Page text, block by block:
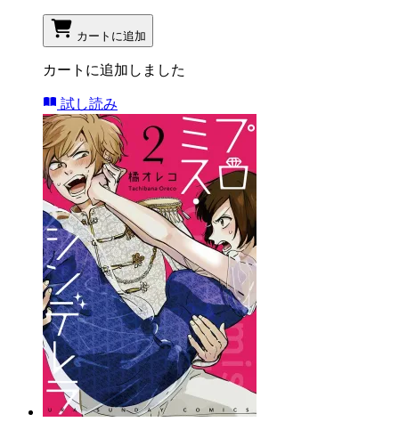
カートに追加
カートに追加しました
試し読み